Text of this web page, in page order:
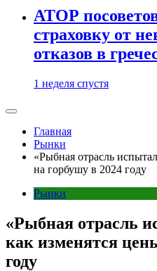
АТОР
страховку от
отказов в
1 неделя спустя
Главная
Рынки
«Рыбная отрасль
на горбушу в 2024 году
Рынки
«Рыбная отрасль
как изменятся
году